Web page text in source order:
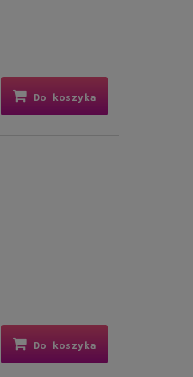
Do koszyka
Do koszyka